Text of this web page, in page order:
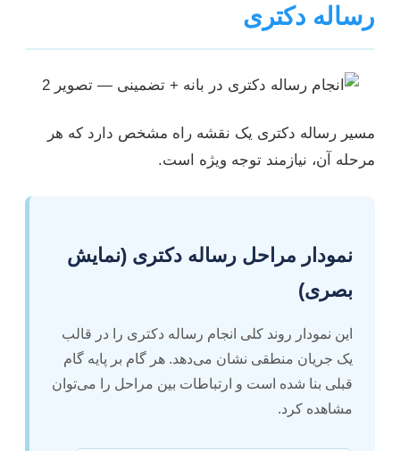
رساله دکتری
مسیر رساله دکتری یک نقشه راه مشخص دارد که هر
مرحله آن، نیازمند توجه ویژه است.
نمودار مراحل رساله دکتری (نمایش
بصری)
این نمودار روند کلی انجام رساله دکتری را در قالب
یک جریان منطقی نشان می‌دهد. هر گام بر پایه گام
قبلی بنا شده است و ارتباطات بین مراحل را می‌توان
مشاهده کرد.